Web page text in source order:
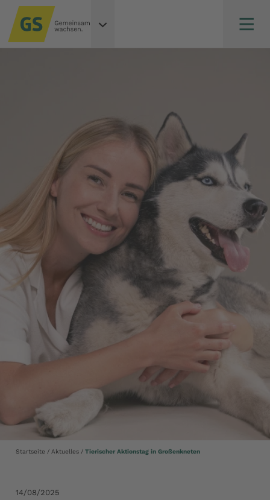
Startseite Aktuelles Tierischer Aktionstag in Großenkneten
14/08/2025